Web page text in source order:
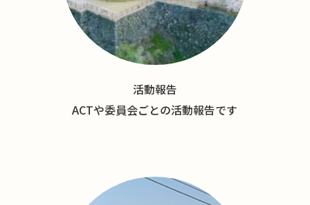
活動報告
ACTや委員会ごとの活動報告です